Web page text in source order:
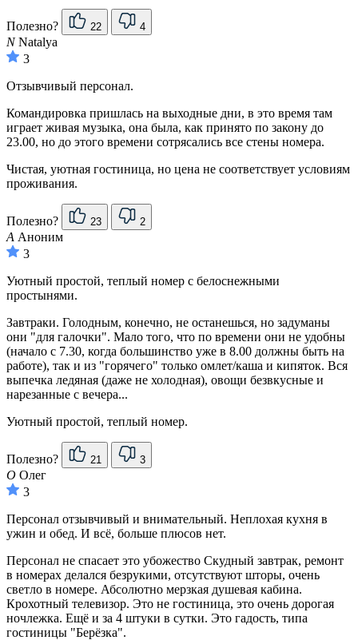
Полезно? 22 4
NNatalya
3
Отзывчивый персонал.
Командировка пришлась на выходные дни, в это время там
играет живая музыка, она была, как принято по закону до
23.00, но до этого времени сотрясались все стены номера.
Чистая, уютная гостиница, но цена не соответствует условиям
проживания.
Полезно? 23 2
А Аноним
3
Уютный простой, теплый номер с белоснежными
простынями.
Завтраки. Голодным, конечно, не останешься, но задуманы
они "для галочки". Мало того, что по времени они не удобны
(начало с 7.30, когда большинство уже в 8.00 должны быть на
работе), так и из "горячего" только омлет/каша и кипяток. Вся
выпечка ледяная (даже не холодная), овощи безвкусные и
нарезанные с вечера...
Уютный простой, теплый номер.
Полезно? 21 3
О Олег
3
Персонал отзывчивый и внимательный. Неплохая кухня в
ужин и обед. И всё, больше плюсов нет.
Персонал не спасает это убожество Скудный завтрак, ремонт
в номерах делался безрукими, отсутствуют шторы, очень
светло в номере. Абсолютно мерзкая душевая кабина.
Крохотный телевизор. Это не гостиница, это очень дорогая
ночлежка. Ещё и за 4 штуки в сутки. Это гадость, типа
гостиницы "Берёзка".